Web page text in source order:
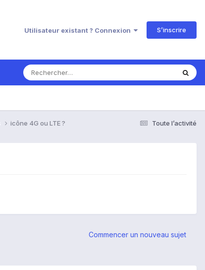
Utilisateur existant ? Connexion S’inscrire
Toute l’activité
icône 4G ou LTE ?
Commencer un nouveau sujet